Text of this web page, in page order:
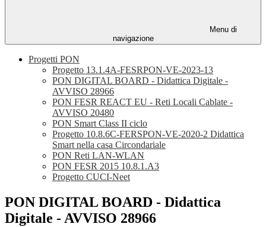
Menu di
navigazione
Progetti PON
Progetto 13.1.4A-FESRPON-VE-2023-13
PON DIGITAL BOARD - Didattica Digitale -
AVVISO 28966
PON FESR REACT EU - Reti Locali Cablate -
AVVISO 20480
PON Smart Class II ciclo
Progetto 10.8.6C-FERSPON-VE-2020-2 Didattica
Smart nella casa Circondariale
PON Reti LAN-WLAN
PON FESR 2015 10.8.1.A3
Progetto CUCI-Neet
PON DIGITAL BOARD - Didattica
Digitale - AVVISO 28966